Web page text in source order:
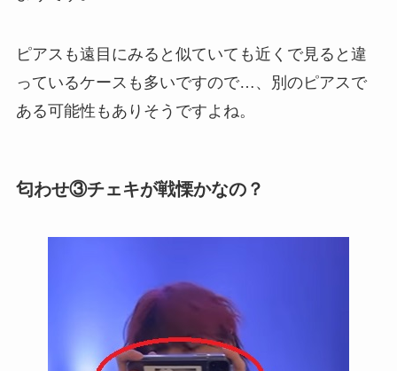
ピアスも遠目にみると似ていても近くで見ると違
っているケースも多いですので…、別のピアスで
ある可能性もありそうですよね。
匂わせ③チェキが戦慄かなの？